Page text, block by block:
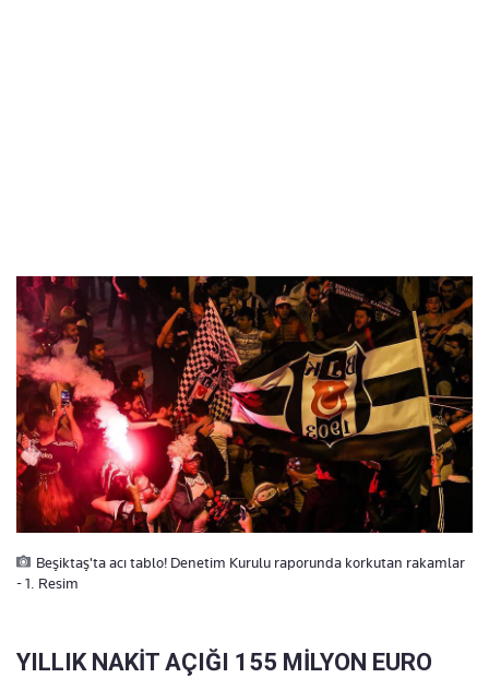
Beşiktaş'ta acı tablo! Denetim Kurulu raporunda korkutan rakamlar
- 1. Resim
YILLIK NAKİT AÇIĞI 155 MİLYON EURO